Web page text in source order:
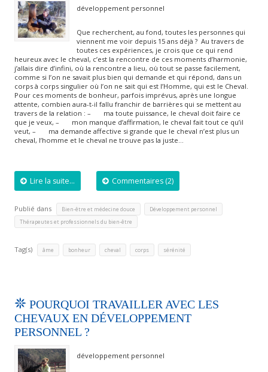
développement personnel
Que recherchent, au fond, toutes les personnes qui
viennent me voir depuis 15 ans déjà ? Au travers de
toutes ces expériences, je crois que ce qui rend
heureux avec le cheval, c’est la rencontre de ces moments d’harmonie,
j’allais dire d’infini, où la rencontre a lieu, où tout se passe facilement,
comme si l’on ne savait plus bien qui demande et qui répond, dans un
corps à corps singulier où l’on ne sait qui est l’Homme, qui est le Cheval.
Pour ces moments de bonheur, parfois imprévus, après une longue
attente, combien aura-t-il fallu franchir de barrières qui se mettent au
travers de la relation : – ma toute puissance, le cheval doit faire ce
que je veux, – mon manque d’affirmation, le cheval fait tout ce qu’il
veut, – ma demande affective si grande que le cheval n’est plus un
cheval, l’homme et le cheval ne trouve pas la juste…
Lire la suite... Commentaires (2)
Publié dans Bien-être et médecine douce Développement personnel
Thérapeutes et professionnels du bien-être
Tag(s) âme bonheur cheval corps sérénité
POURQUOI TRAVAILLER AVEC LES
CHEVAUX EN DÉVELOPPEMENT
PERSONNEL ?
développement personnel